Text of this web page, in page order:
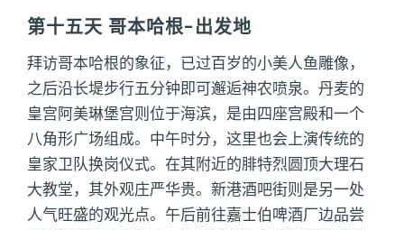
第十五天 哥本哈根-出发地
拜访哥本哈根的象征，已过百岁的小美人鱼雕像，
之后沿长堤步行五分钟即可邂逅神农喷泉。丹麦的
皇宫阿美琳堡宫则位于海滨，是由四座宫殿和一个
八角形广场组成。中午时分，这里也会上演传统的
皇家卫队换岗仪式。在其附近的腓特烈圆顶大理石
大教堂，其外观庄严华贵。新港酒吧街则是另一处
人气旺盛的观光点。午后前往嘉士伯啤酒厂边品尝